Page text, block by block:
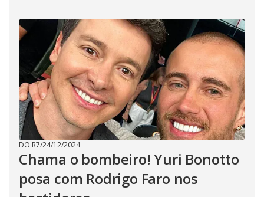
DO R7/24/12/2024
Chama o bombeiro! Yuri Bonotto
posa com Rodrigo Faro nos